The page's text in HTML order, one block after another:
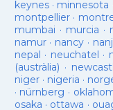
keynes· minnesota
montpellier·
mumbai · murcia ·
namur· nancy ·
nepal · neuchatel ·
(austràlia) ·
niger· nigeria ·
· nürnberg ·
osaka · ottawa ·